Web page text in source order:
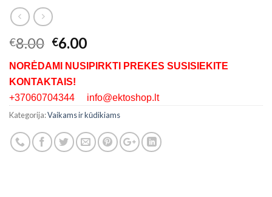
€8.00 €6.00
NORĖDAMI NUSIPIRKTI PREKES SUSISIEKITE
KONTAKTAIS!
+37060704344 info@ektoshop.lt
Kategorija:Vaikams ir kūdikiams